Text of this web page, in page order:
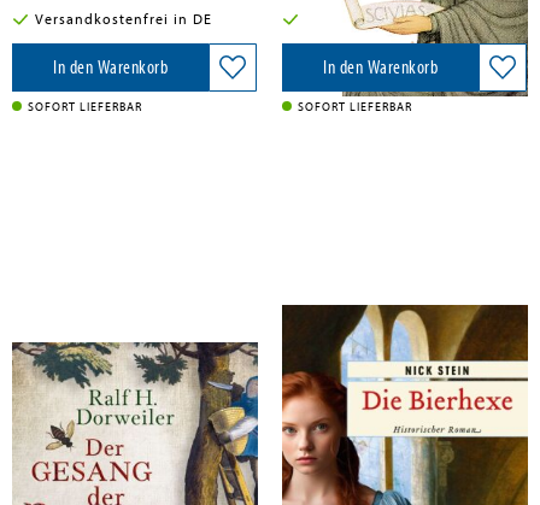
Versandkostenfrei in DE
In den Warenkorb
SOFORT LIEFERBAR
Versandkostenfrei in DE
In den Warenkorb
SOFORT LIEFERBAR